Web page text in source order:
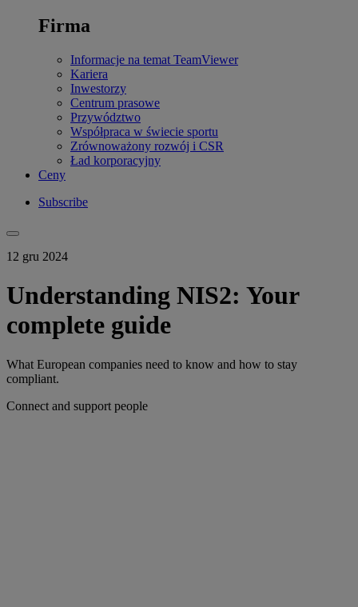
Firma
Informacje na temat TeamViewer
Kariera
Inwestorzy
Centrum prasowe
Przywództwo
Współpraca w świecie sportu
Zrównoważony rozwój i CSR
Ład korporacyjny
Ceny
Subscribe
12 gru 2024
Understanding NIS2: Your
complete guide
What European companies need to know and how to stay
compliant.
Connect and support people